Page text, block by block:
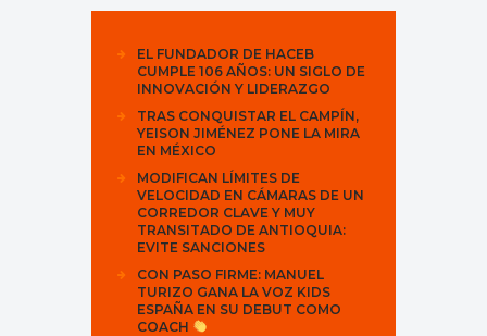
EL FUNDADOR DE HACEB
CUMPLE 106 AÑOS: UN SIGLO DE
INNOVACIÓN Y LIDERAZGO
TRAS CONQUISTAR EL CAMPÍN,
YEISON JIMÉNEZ PONE LA MIRA
EN MÉXICO
MODIFICAN LÍMITES DE
VELOCIDAD EN CÁMARAS DE UN
CORREDOR CLAVE Y MUY
TRANSITADO DE ANTIOQUIA:
EVITE SANCIONES
CON PASO FIRME: MANUEL
TURIZO GANA LA VOZ KIDS
ESPAÑA EN SU DEBUT COMO
COACH